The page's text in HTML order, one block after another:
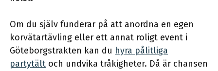
Om du själv funderar på att anordna en egen
korvätartävling eller ett annat roligt event i
Göteborgstrakten kan du hyra pålitliga
partytält och undvika tråkigheter. Då är chansen